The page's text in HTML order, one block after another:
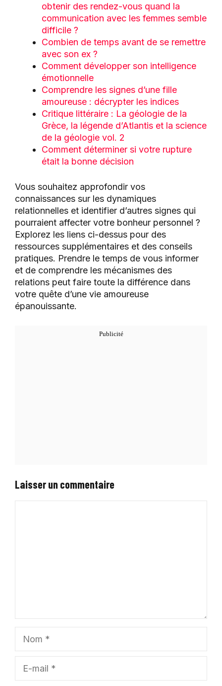
obtenir des rendez-vous quand la
communication avec les femmes semble
difficile ?
Combien de temps avant de se remettre
avec son ex ?
Comment développer son intelligence
émotionnelle
Comprendre les signes d’une fille
amoureuse : décrypter les indices
Critique littéraire : La géologie de la
Grèce, la légende d’Atlantis et la science
de la géologie vol. 2
Comment déterminer si votre rupture
était la bonne décision
Vous souhaitez approfondir vos
connaissances sur les dynamiques
relationnelles et identifier d’autres signes qui
pourraient affecter votre bonheur personnel ?
Explorez les liens ci-dessus pour des
ressources supplémentaires et des conseils
pratiques. Prendre le temps de vous informer
et de comprendre les mécanismes des
relations peut faire toute la différence dans
votre quête d’une vie amoureuse
épanouissante.
Laisser un commentaire
mail